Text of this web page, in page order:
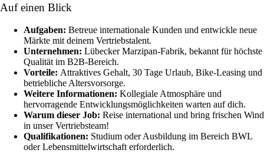
Auf einen Blick
Aufgaben: Betreue internationale Kunden und entwickle neue
Märkte mit deinem Vertriebstalent.
Unternehmen: Lübecker Marzipan-Fabrik, bekannt für höchste
Qualität im B2B-Bereich.
Vorteile: Attraktives Gehalt, 30 Tage Urlaub, Bike-Leasing und
betriebliche Altersvorsorge.
Weitere Informationen: Kollegiale Atmosphäre und
hervorragende Entwicklungsmöglichkeiten warten auf dich.
Warum dieser Job: Reise international und bring frischen Wind
in unser Vertriebsteam!
Qualifikationen: Studium oder Ausbildung im Bereich BWL
oder Lebensmittelwirtschaft erforderlich.